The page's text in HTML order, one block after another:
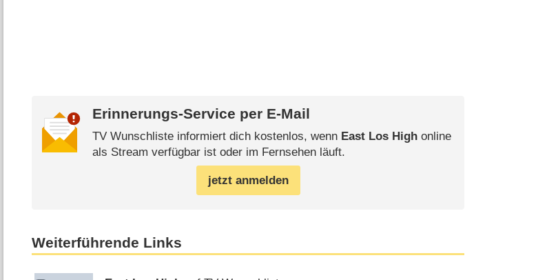
Erinnerungs-Service per E-Mail
TV Wunschliste informiert dich kostenlos, wenn East Los Highonline
als Stream verfügbar ist oder im Fernsehen läuft.
jetzt anmelden
Weiterführende Links